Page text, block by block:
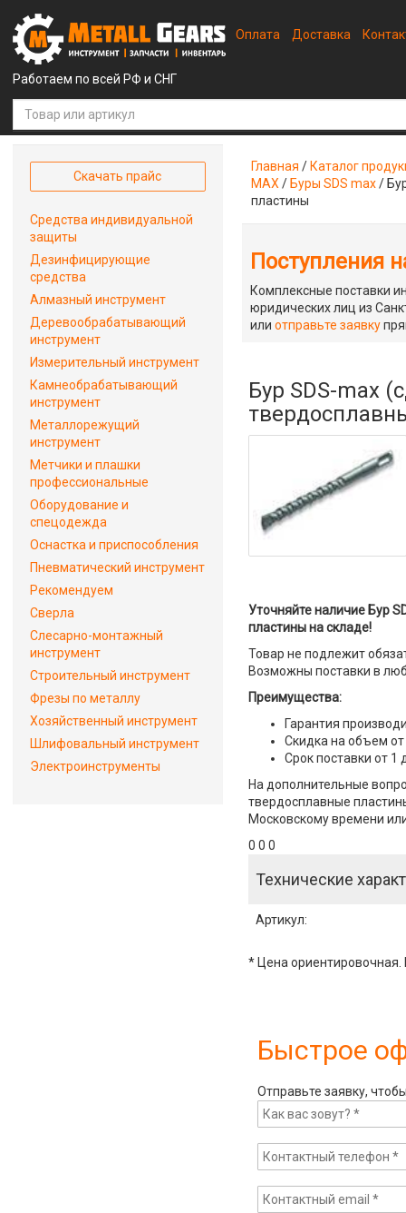
Работаем по всей РФ и СНГ
Оплата Доставка
Главная / Каталог
MAX / Буры SDS max/
пластины
Поступления
Комплексные поставки
юридических лиц из
илиотправьте заявку
Бур SDS-max
Уточняйте наличие Бур
пластины на складе!
Товар не подлежит
Возможны поставки в
Преимущества:
Гарантия
Скидка на объем от
Срок поставки от 1
На дополнительные
твердосплавные
Московскому времени
0 0 0
Технические
Артикул:
* Цена ориентировочная.
Быстрое
Отправьте заявку,
Скачать прайс
Средства индивидуальной
защиты
Дезинфицирующие
средства
Алмазный инструмент
Деревообрабатывающий
инструмент
Измерительный инструмент
Камнеобрабатывающий
инструмент
Металлорежущий
инструмент
Метчики и плашки
профессиональные
Оборудование и
спецодежда
Оснастка и приспособления
Пневматический инструмент
Рекомендуем
Сверла
Слесарно-монтажный
инструмент
Строительный инструмент
Фрезы по металлу
Хозяйственный инструмент
Шлифовальный инструмент
Электроинструменты